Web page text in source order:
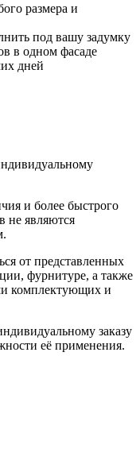
размера и
под вашу задумку
в одном фасаде
дней
и более быстрого
не являются
от представленных
фурнитуре, а также
комплектующих и
заказу
её применения.